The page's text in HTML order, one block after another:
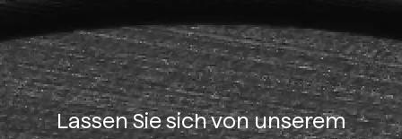
Lassen Sie sich von unserem